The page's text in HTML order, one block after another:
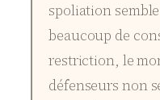
spoliation
beaucoup de
restriction, le
défenseurs non